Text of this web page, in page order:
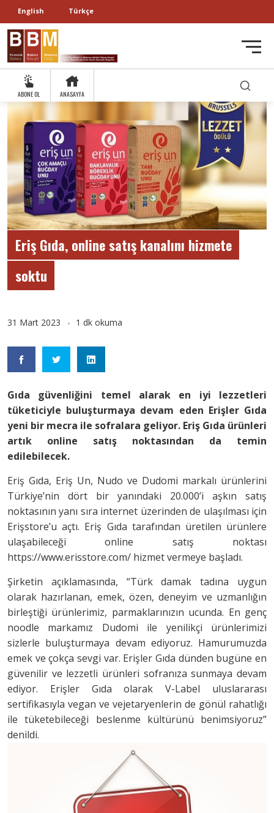
English Türkçe
ABONE OL ANASAYFA
Eriş Gıda, online satış kanalını hizmete
soktu
31 Mart 2023 1 dk okuma
Gıda güvenliğini temel alarak en iyi lezzetleri
tüketiciyle buluşturmaya devam eden Erişler Gıda
yeni bir mecra ile sofralara geliyor. Eriş Gıda ürünleri
artık online satış noktasından da temin
edilebilecek.
Eriş Gıda, Eriş Un, Nudo ve Dudomi markalı ürünlerini
Türkiye’nin dört bir yanındaki 20.000’i aşkın satış
noktasının yanı sıra internet üzerinden de ulaşılması için
Erişstore’u açtı. Eriş Gıda tarafından üretilen ürünlere
ulaşabileceği online satış noktası
https://www.erisstore.com/ hizmet vermeye başladı.
Şirketin açıklamasında, “Türk damak tadına uygun
olarak hazırlanan, emek, özen, deneyim ve uzmanlığın
birleştiği ürünlerimiz, parmaklarınızın ucunda. En genç
noodle markamız Dudomi ile yenilikçi ürünlerimizi
sizlerle buluşturmaya devam ediyoruz. Hamurumuzda
emek ve çokça sevgi var. Erişler Gıda dünden bugüne en
güvenilir ve lezzetli ürünleri sofranıza sunmaya devam
ediyor. Erişler Gıda olarak V-Label uluslararası
sertifikasıyla vegan ve vejetaryenlerin de gönül rahatlığı
ile tüketebileceği beslenme kültürünü benimsiyoruz”
denildi.